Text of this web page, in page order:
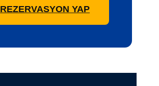
REZERVASYON YAP